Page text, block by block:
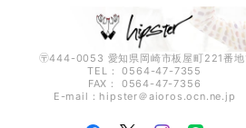
〶444-0053 愛知県岡崎市板屋町221番地
TEL： 0564-47-7355
FAX： 0564-47-7356
E-mail：hipster＠aioros.ocn.ne.jp